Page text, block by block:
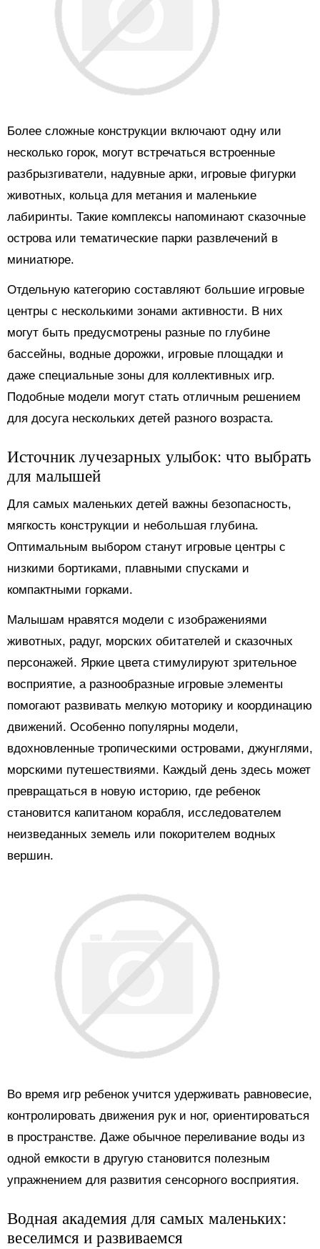
Более сложные конструкции включают одну или
несколько горок, могут встречаться встроенные
разбрызгиватели, надувные арки, игровые фигурки
животных, кольца для метания и маленькие
лабиринты. Такие комплексы напоминают сказочные
острова или тематические парки развлечений в
миниатюре.
Отдельную категорию составляют большие игровые
центры с несколькими зонами активности. В них
могут быть предусмотрены разные по глубине
бассейны, водные дорожки, игровые площадки и
даже специальные зоны для коллективных игр.
Подобные модели могут стать отличным решением
для досуга нескольких детей разного возраста.
Источник лучезарных улыбок: что выбрать
для малышей
Для самых маленьких детей важны безопасность,
мягкость конструкции и небольшая глубина.
Оптимальным выбором станут игровые центры с
низкими бортиками, плавными спусками и
компактными горками.
Малышам нравятся модели с изображениями
животных, радуг, морских обитателей и сказочных
персонажей. Яркие цвета стимулируют зрительное
восприятие, а разнообразные игровые элементы
помогают развивать мелкую моторику и координацию
движений. Особенно популярны модели,
вдохновленные тропическими островами, джунглями,
морскими путешествиями. Каждый день здесь может
превращаться в новую историю, где ребенок
становится капитаном корабля, исследователем
неизведанных земель или покорителем водных
вершин.
Во время игр ребенок учится удерживать равновесие,
контролировать движения рук и ног, ориентироваться
в пространстве. Даже обычное переливание воды из
одной емкости в другую становится полезным
упражнением для развития сенсорного восприятия.
Водная академия для самых маленьких:
веселимся и развиваемся